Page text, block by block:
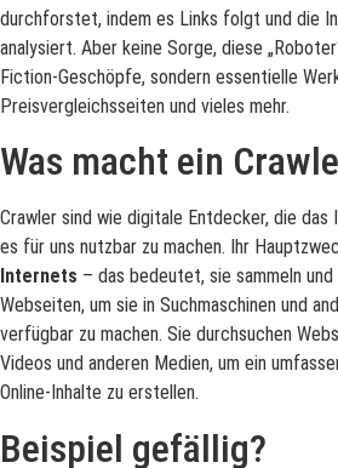
durchforstet, indem es Links folgt und die
analysiert. Aber keine Sorge, diese
Fiction-Geschöpfe, sondern essentielle
Preisvergleichsseiten und vieles mehr.
Was macht ein
Crawler sind wie digitale Entdecker, die
es für uns nutzbar zu machen. Ihr
Internets – das bedeutet, sie sammeln
Webseiten, um sie in Suchmaschinen und
verfügbar zu machen. Sie durchsuchen
Videos und anderen Medien, um ein
Online-Inhalte zu erstellen.
Beispiel gefällig?